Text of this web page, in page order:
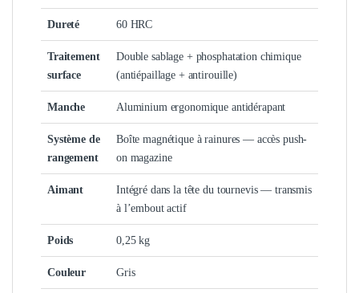
Dureté 60 HRC
Traitement
surface
Double sablage + phosphatation chimique
(antiépaillage + antirouille)
Manche Aluminium ergonomique antidérapant
Système de
rangement
Boîte magnétique à rainures — accès push-
on magazine
Aimant
Intégré dans la tête du tournevis — transmis
à l’embout actif
Poids 0,25 kg
Couleur Gris